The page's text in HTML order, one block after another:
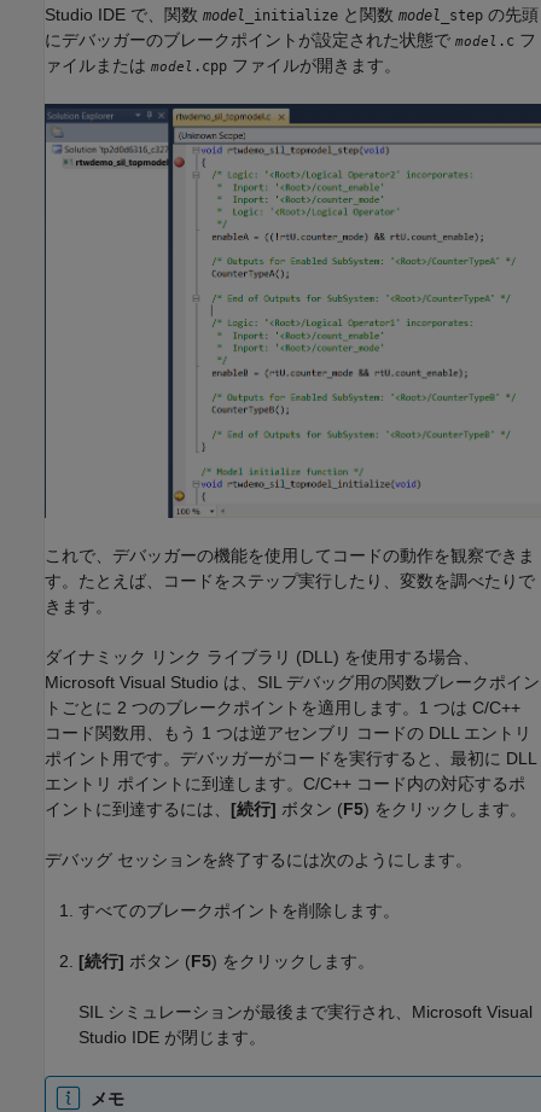
Studio IDE で、関数 model _initialize と関数 model _step の先頭
にデバッガーのブレークポイントが設定された状態で model .c フ
ァイルまたは model .cpp ファイルが開きます。
これで、デバッガーの機能を使用してコードの動作を観察できま
す。たとえば、コードをステップ実行したり、変数を調べたりで
きます。
ダイナミック リンク ライブラリ (DLL) を使用する場合、
Microsoft Visual Studio は、SIL デバッグ用の関数ブレークポイン
トごとに 2 つのブレークポイントを適用します。1 つは C/C++
コード関数用、もう 1 つは逆アセンブリ コードの DLL エントリ
ポイント用です。デバッガーがコードを実行すると、最初に DLL
エントリ ポイントに到達します。C/C++ コード内の対応するポ
イントに到達するには、 [続行] ボタン (F5) をクリックします。
デバッグ セッションを終了するには次のようにします。
すべてのブレークポイントを削除します。
[続行] ボタン (F5) をクリックします。
SIL シミュレーションが最後まで実行され、 Microsoft Visual
Studio IDE が閉じます。
メモ